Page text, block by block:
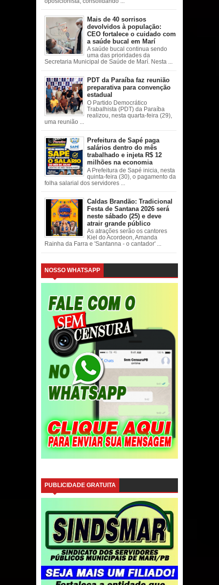
Mais de 40 sorrisos
devolvidos à população:
CEO fortalece o cuidado com
a saúde bucal em Marí
A saúde bucal continua sendo
uma das prioridades da
Secretaria Municipal de Saúde de Marí. Nesta ...
PDT da Paraíba faz reunião
preparativa para convenção
estadual
O Partido Democrático
Trabalhista (PDT) da Paraíba
realizou, nesta quarta-feira (29),
uma reunião ...
Prefeitura de Sapé paga
salários dentro do mês
trabalhado e injeta R$ 12
milhões na economia
A Prefeitura de Sapé inicia, nesta
quinta-feira (30), o pagamento da
folha salarial dos servidores ...
Caldas Brandão: Tradicional
Festa de Santana 2026 será
neste sábado (25) e deve
atrair grande público
As atrações serão os cantores
Kiel do Acordeon, Amanda
Rainha da Farra e 'Santanna - o cantador' ...
NOSSO WHATSAPP
PUBLICIDADE GRATUITA